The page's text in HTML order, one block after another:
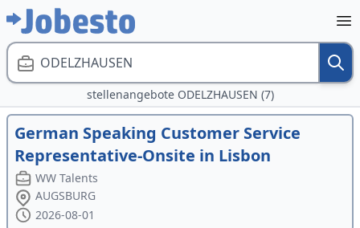
ODELZHAUSEN
stellenangebote ODELZHAUSEN (7)
German Speaking Customer Service
Representative-Onsite in Lisbon
WW Talents
AUGSBURG
2026-08-01